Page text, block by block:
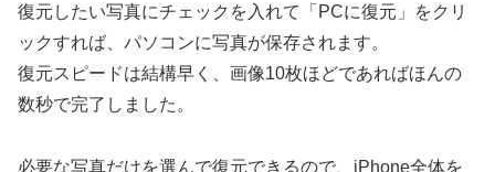
復元したい写真にチェックを入れて「PCに復元」をクリ
ックすれば、パソコンに写真が保存されます。
復元スピードは結構早く、画像10枚ほどであればほんの
数秒で完了しました。
必要な写真だけを選んで復元できるので、iPhone全体を